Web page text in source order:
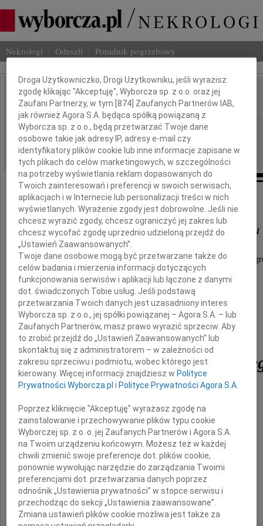
Nekrologi Odeszli Poradnik pogrzebowy
IMIĘ I NAZWISKO: Mirosław Jasikowski
REGION: Katowice
DATA EMISJI: 04.06.2010
Panu
Eugeniuszowi Jasikowskiemu
Przewodniczącemu Rady Nadzorczej firmy
wyrazy głębokiego współczucia
z powodu śmierci
Brata
Mirosława
składają
Zarząd, Dyrekcja i pracownicy
Grupy Magro
Dbamy o Twoją prywatność
Droga Użytkowniczko, Drogi Użytkowniku, jeśli wyrazisz
zgodę klikając "Akceptuję", Wyborcza sp. z o.o. oraz jej
Zaufani Partnerzy, w tym [874 ] Zaufanych Partnerów IAB,
jak również Agora S.A. będąca spółką powiązaną z
Wyborcza sp. z o.o., będą przetwarzać Twoje dane
osobowe takie jak adresy IP, adresy e-mail czy
identyfikatory plików cookie lub inne informacje zapisane w
tych plikach do celów marketingowych, w szczególności
na potrzeby wyświetlania reklam dopasowanych do
Twoich zainteresowań i preferencji w swoich serwisach,
aplikacjach i w Internecie lub personalizacji treści w nich
wyświetlanych. Wyrażenie zgody jest dobrowolne. Jeśli nie
chcesz wyrazić zgody, chcesz ograniczyć jej zakres lub
chcesz wycofać zgodę uprzednio udzieloną przejdź do
„Ustawień Zaawansowanych”.
Twoje dane osobowe mogą być przetwarzane także do
celów badania i mierzenia informacji dotyczących
funkcjonowania serwisów i aplikacji lub łączone z danymi
dot. świadczonych Tobie usług. Jeśli podstawą
przetwarzania Twoich danych jest uzasadniony interes
Wyborcza sp. z o.o., jej spółki powiązanej – Agora S.A. – lub
Zaufanych Partnerów, masz prawo wyrazić sprzeciw. Aby
to zrobić przejdź do „Ustawień Zaawansowanych” lub
skontaktuj się z administratorem – w zależności od
zakresu sprzeciwu i podmiotu, wobec którego jest
kierowany. Więcej informacji znajdziesz w Polityce
Prywatności Wyborcza.pl i Polityce Prywatności Agora S.A.
Poprzez kliknięcie "Akceptuję" wyrażasz zgodę na
zainstalowanie i przechowywanie plików typu cookie
Wyborczej sp. z o. o. jej Zaufanych Partnerów i Agora S.A.
na Twoim urządzeniu końcowym. Możesz też w każdej
chwili zmienić swoje preferencje dot. plików cookie,
ponownie wywołując narzędzie do zarządzania Twoimi
preferencjami dot. przetwarzania danych poprzez
odnośnik „Ustawienia prywatności” w stopce serwisu i
przechodząc do sekcji „Ustawienia zaawansowane”.
Zmiana ustawień plików cookie możliwa jest także za